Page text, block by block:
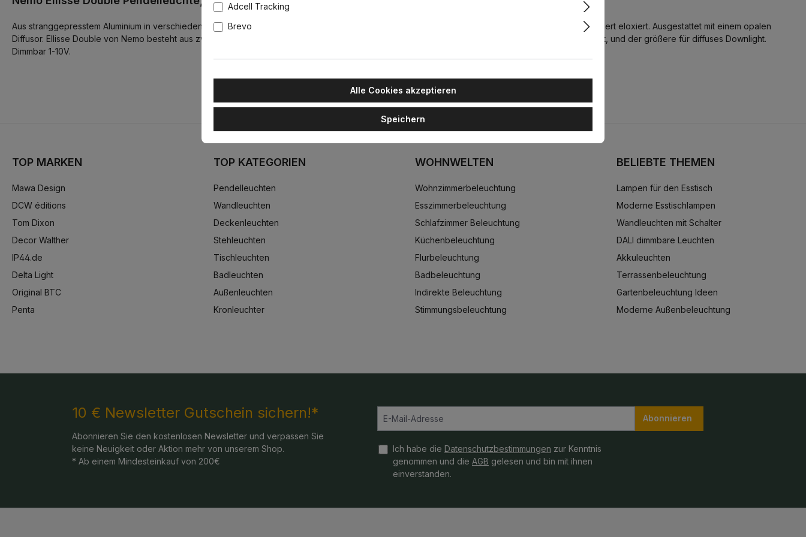
Aus stranggepresstem Aluminium in verschiedenen Ausführungen: matt lackiert in den Ausführungen weiß, schwarz und gold, naturpoliert und goldpoliert eloxiert. Ausgestattet mit einem opalen
Diffusor. Ellisse Double von Nemo besteht aus zwei elliptischen Aluminiumringen mit Methacrylat-Diffusoren. Der kleinere Ring sorgt für diffuses Uplight, und der größere für diffuses Downlight.
Dimmbar 1-10V.
TOP MARKEN
Mawa Design
DCW éditions
Tom Dixon
Decor Walther
IP44.de
Delta Light
Original BTC
Penta
TOP KATEGORIEN
Pendelleuchten
Wandleuchten
Deckenleuchten
Stehleuchten
Tischleuchten
Badleuchten
Außenleuchten
Kronleuchter
WOHNWELTEN
Wohnzimmerbeleuchtung
Esszimmerbeleuchtung
Schlafzimmer Beleuchtung
Küchenbeleuchtung
Flurbeleuchtung
Badbeleuchtung
Indirekte Beleuchtung
Stimmungsbeleuchtung
BELIEBTE THEMEN
Lampen für den Esstisch
Moderne Esstischlampen
Wandleuchten mit Schalter
DALI dimmbare Leuchten
Akkuleuchten
Terrassenbeleuchtung
Gartenbeleuchtung Ideen
Moderne Außenbeleuchtung
10 € Newsletter Gutschein sichern!*
Abonnieren Sie den kostenlosen Newsletter und verpassen Sie
keine Neuigkeit oder Aktion mehr von unserem Shop.
* Ab einem Mindesteinkauf von 200€
Abonnieren
Ich habe die Datenschutzbestimmungen zur Kenntnis
genommen und die AGB gelesen und bin mit ihnen
einverstanden.
Adcell Tracking
Brevo
Alle Cookies akzeptieren
Speichern